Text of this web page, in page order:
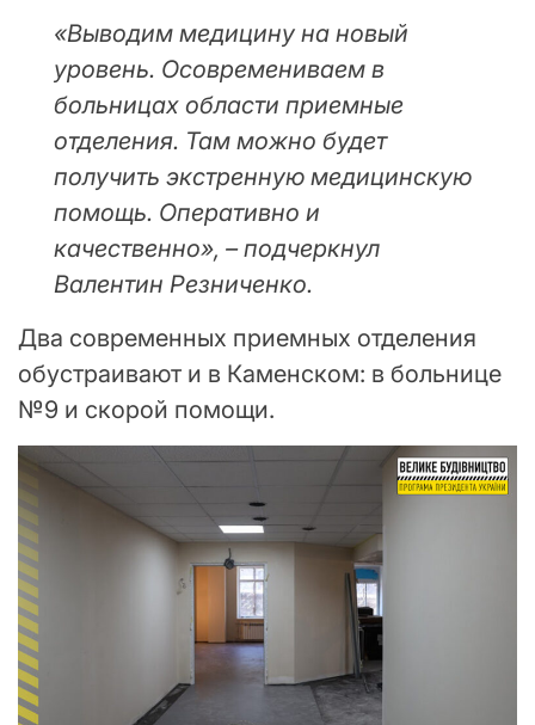
«Выводим медицину на новый
уровень. Осовремениваем в
больницах области приемные
отделения. Там можно будет
получить экстренную медицинскую
помощь. Оперативно и
качественно», – подчеркнул
Валентин Резниченко.
Два современных приемных отделения
обустраивают и в Каменском: в больнице
№9 и скорой помощи.